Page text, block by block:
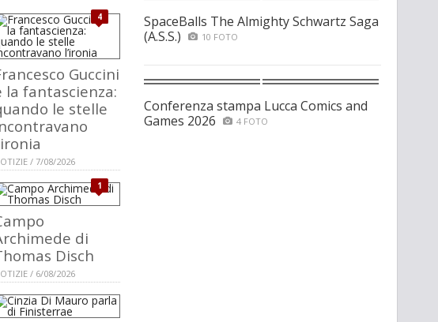
4
Guccini
la fantascienza:
le stelle
/ 7/08/2026
1
di
Disch
/ 6/08/2026
SpaceBalls The Almighty Schwartz Saga
(A.S.S.)
10 FOTO
Conferenza stampa Lucca Comics and
Games 2026
4 FOTO